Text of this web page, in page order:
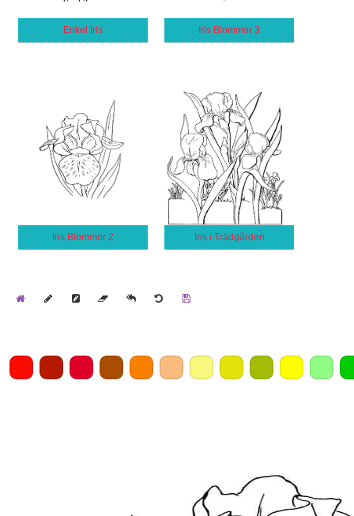
Enkel Iris Iris Blommor 3
Iris Blommor 2 Iris i Trädgården